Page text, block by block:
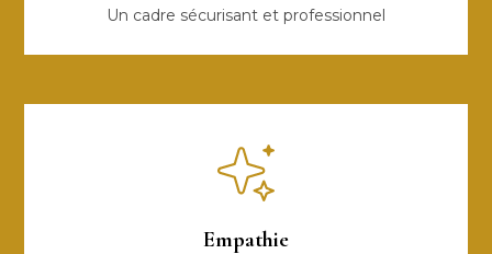
Un cadre sécurisant et professionnel
Empathie